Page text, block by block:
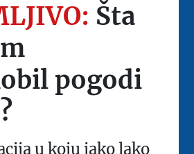
Šta
pogodi
u koju jako lako